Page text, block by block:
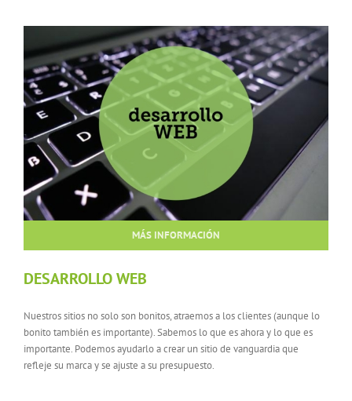
MÁS INFORMACIÓN
DESARROLLO WEB
Nuestros sitios no solo son bonitos, atraemos a los clientes (aunque lo
bonito también es importante). Sabemos lo que es ahora y lo que es
importante. Podemos ayudarlo a crear un sitio de vanguardia que
refleje su marca y se ajuste a su presupuesto.